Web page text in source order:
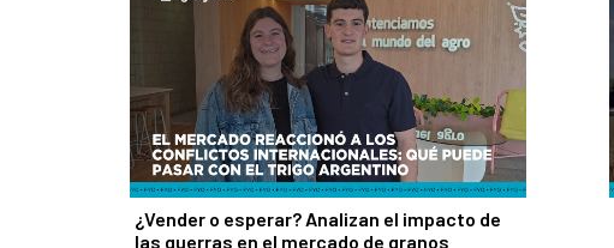
¿Vender o esperar? Analizan el impacto de
las guerras en el mercado de granos